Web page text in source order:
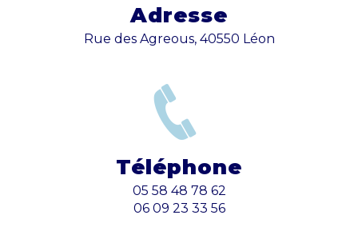
Adresse
Rue des Agreous, 40550 Léon
Téléphone
05 58 48 78 62
06 09 23 33 56